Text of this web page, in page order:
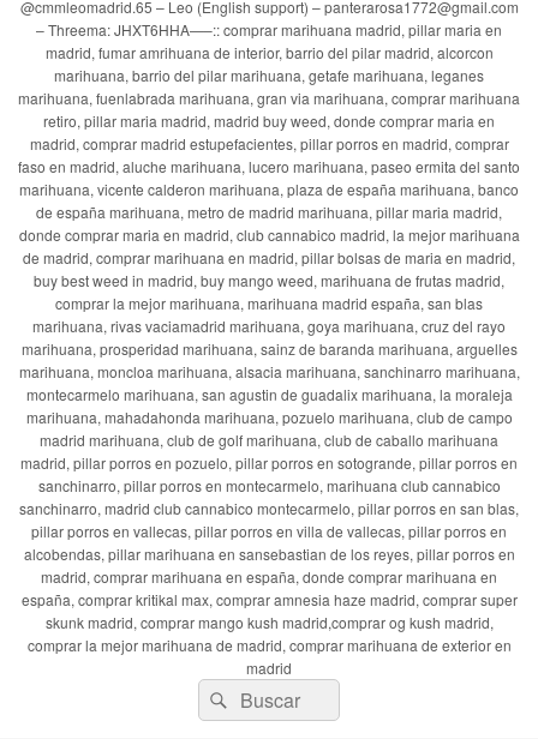
@cmmleomadrid.65 – Leo (English support) – panterarosa1772@gmail.com
– Threema: JHXT6HHA—–:: comprar marihuana madrid, pillar maria en
madrid, fumar amrihuana de interior, barrio del pilar madrid, alcorcon
marihuana, barrio del pilar marihuana, getafe marihuana, leganes
marihuana, fuenlabrada marihuana, gran via marihuana, comprar marihuana
retiro, pillar maria madrid, madrid buy weed, donde comprar maria en
madrid, comprar madrid estupefacientes, pillar porros en madrid, comprar
faso en madrid, aluche marihuana, lucero marihuana, paseo ermita del santo
marihuana, vicente calderon marihuana, plaza de españa marihuana, banco
de españa marihuana, metro de madrid marihuana, pillar maria madrid,
donde comprar maria en madrid, club cannabico madrid, la mejor marihuana
de madrid, comprar marihuana en madrid, pillar bolsas de maria en madrid,
buy best weed in madrid, buy mango weed, marihuana de frutas madrid,
comprar la mejor marihuana, marihuana madrid españa, san blas
marihuana, rivas vaciamadrid marihuana, goya marihuana, cruz del rayo
marihuana, prosperidad marihuana, sainz de baranda marihuana, arguelles
marihuana, moncloa marihuana, alsacia marihuana, sanchinarro marihuana,
montecarmelo marihuana, san agustin de guadalix marihuana, la moraleja
marihuana, mahadahonda marihuana, pozuelo marihuana, club de campo
madrid marihuana, club de golf marihuana, club de caballo marihuana
madrid, pillar porros en pozuelo, pillar porros en sotogrande, pillar porros en
sanchinarro, pillar porros en montecarmelo, marihuana club cannabico
sanchinarro, madrid club cannabico montecarmelo, pillar porros en san blas,
pillar porros en vallecas, pillar porros en villa de vallecas, pillar porros en
alcobendas, pillar marihuana en sansebastian de los reyes, pillar porros en
madrid, comprar marihuana en españa, donde comprar marihuana en
españa, comprar kritikal max, comprar amnesia haze madrid, comprar super
skunk madrid, comprar mango kush madrid,comprar og kush madrid,
comprar la mejor marihuana de madrid, comprar marihuana de exterior en
madrid
Buscar
por:
Buscar